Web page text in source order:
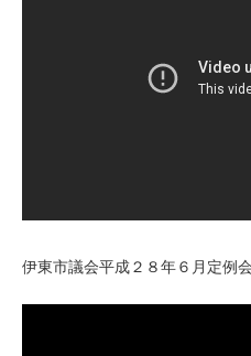
伊東市議会平成２８年６月定